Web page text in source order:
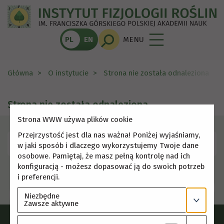
PL EN MENU
Główna O instytucie Strona nie została odnaleziona
Strona nie została odnaleziona
Skorzystaj z menu, aby wybrać inną stronę.
Strona WWW używa plików cookie
Przejrzystość jest dla nas ważna! Poniżej wyjaśniamy,
w jaki sposób i dlaczego wykorzystujemy Twoje dane
osobowe. Pamiętaj, że masz pełną kontrolę nad ich
konfiguracją - możesz dopasować ją do swoich potrzeb
i preferencji.
Niezbędne
Zawsze aktywne